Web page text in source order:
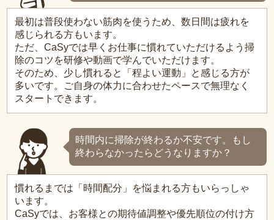
最初は普段使わない筋肉を使うため、数日間は疲れを
感じられる方もいます。
ただ、CaSyでは早くお仕事に慣れていただけるよう掃
除のコツを研修や動画で学んでいただけます。
そのため、少し慣れると「程よい運動」と感じる方が
多いです。ご自身の体力に合わせたペースで無理なく
スタートできます。
時間内に掃除が終わるか不安です。もし
終わらなかったらどうなりますか？
慣れるまでは「時間配分」を悩まれる方もいらっしゃ
います。
CaSyでは、お客様との期待値調整や優先順位の付け方